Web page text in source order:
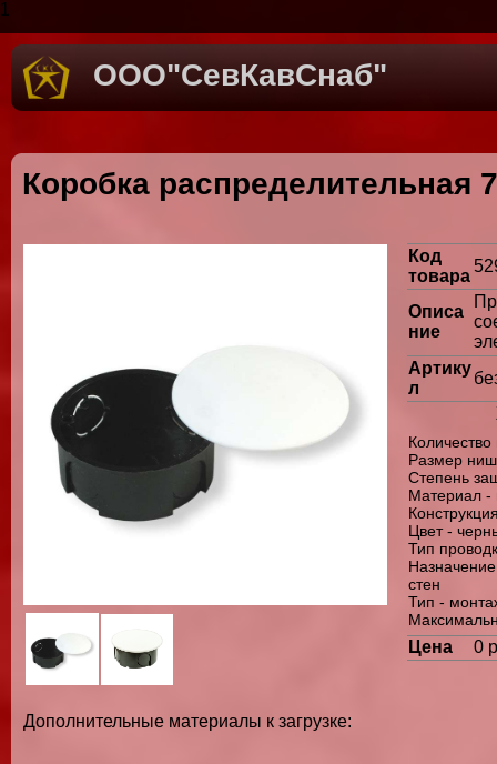
1
ООО"СевКавСнаб"
Коробка распределительная
Дополнительные материалы к загрузке:
Код
товара
Описа
ние
Артику
л
Размер
Степень
Материал -
Цвет -
Тип
стен
Тип -
Цена 0